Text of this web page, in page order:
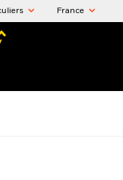
France